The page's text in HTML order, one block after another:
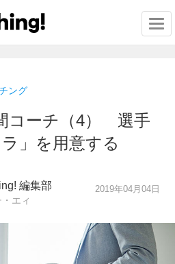
ング
コーチ（4） 選手
」を用意する
編集部
エィ
2019年04月04日